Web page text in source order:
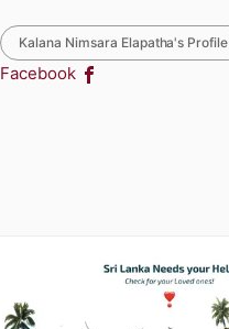
Kalana Nimsara Elapatha's Profile
Facebook